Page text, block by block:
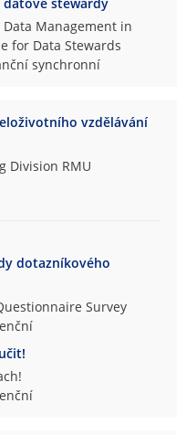
Data Management in
for Data Stewards
synchronní
vzdělávání
Division RMU
dotazníkového
Survey